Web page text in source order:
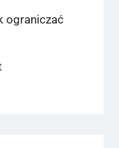
ograniczać